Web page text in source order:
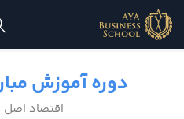
دوره آموزش
اقتصاد اصل